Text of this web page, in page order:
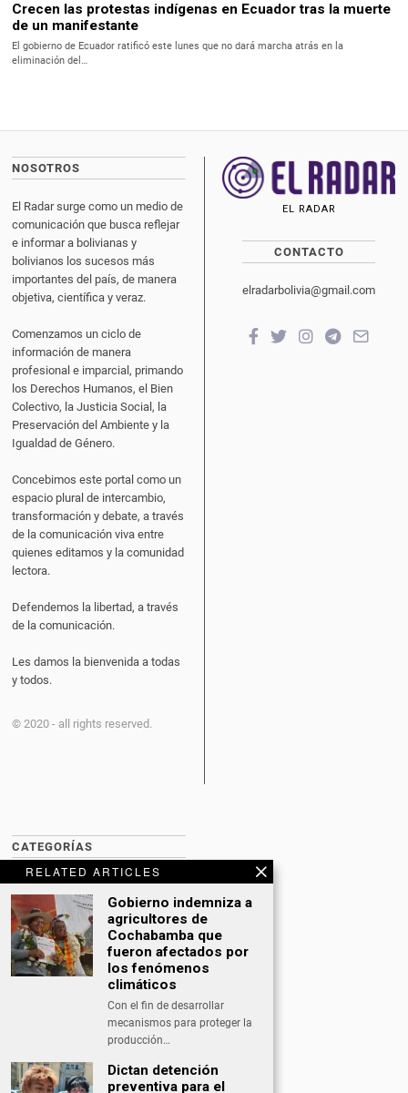
RELATED ARTICLES
Gobierno indemniza a
agricultores de
Cochabamba que
fueron afectados por
los fenómenos
climáticos
Con el fin de desarrollar
mecanismos para proteger la
producción…
Dictan detención
preventiva para el
Crecen las protestas indígenas en Ecuador tras la muerte
de un manifestante
El gobierno de Ecuador ratificó este lunes que no dará marcha atrás en la
eliminación del…
NOSOTROS
El Radar surge como un medio de
comunicación que busca reflejar
e informar a bolivianas y
bolivianos los sucesos más
importantes del país, de manera
objetiva, científica y veraz.
Comenzamos un ciclo de
información de manera
profesional e imparcial, primando
los Derechos Humanos, el Bien
Colectivo, la Justicia Social, la
Preservación del Ambiente y la
Igualdad de Género.
Concebimos este portal como un
espacio plural de intercambio,
transformación y debate, a través
de la comunicación viva entre
quienes editamos y la comunidad
lectora.
Defendemos la libertad, a través
de la comunicación.
Les damos la bienvenida a todas
y todos.
© 2020 - all rights reserved.
EL RADAR
CONTACTO
elradarbolivia@gmail.com
CATEGORÍAS
BITCOIN NEWS
CULTURA
DATING
DEPORTES
INTERNACIONAL
NACIONAL